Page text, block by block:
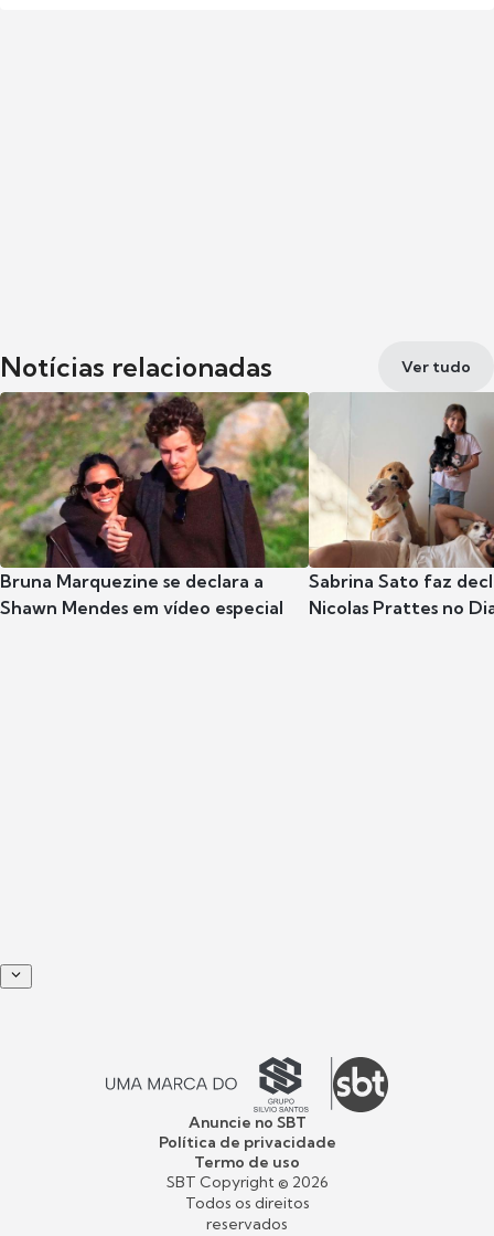
Notícias relacionadas Ver tudo
Bruna Marquezine se declara a
Shawn Mendes em vídeo especial
Sabrina Sato faz
Nicolas Prattes no
Anuncie no SBT
Política de privacidade
Termo de uso
SBT Copyright © 2026
Todos os direitos
reservados